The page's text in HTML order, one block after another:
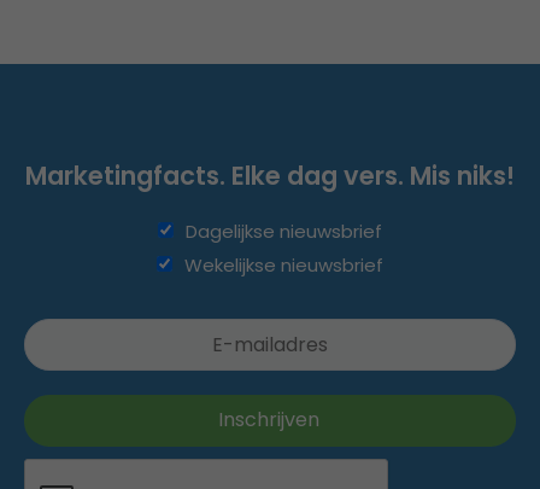
Marketingfacts. Elke dag vers. Mis niks!
Dagelijkse nieuwsbrief
Wekelijkse nieuwsbrief